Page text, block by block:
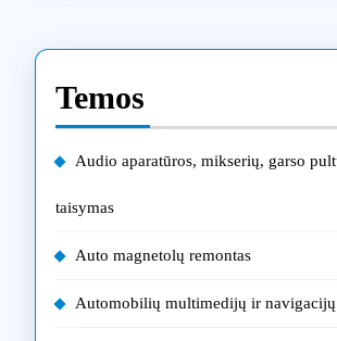
Temos
Audio aparatūros, mikserių, garso
taisymas
Auto magnetolų remontas
Automobilių multimedijų ir navigacijų